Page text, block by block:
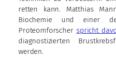
retten kann. Matthias
Biochemie und einer
Proteomforscherspricht
diagnostizierten
werden.